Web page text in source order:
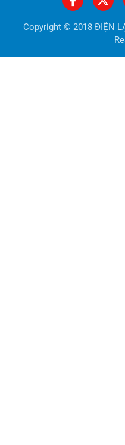
Copyright © 2018 ĐIỆN